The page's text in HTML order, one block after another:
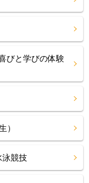
びと学びの体験
）
競技